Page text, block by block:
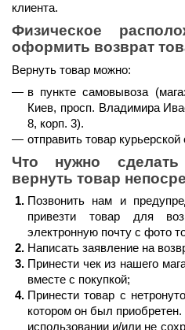
клиента.
Физическое
оформить возврат
Вернуть товар можно:
в пункте самовывоза
Киев, просп. Владимира
8, корп. 3).
отправить товар
Что нужно
вернуть товар
Позвонить нам и
привезти товар для
электронную почту с фото
Написать заявление на
Принести чек из нашего
вместе с покупкой;
Принести товар с
котором он был
использовании и/или не